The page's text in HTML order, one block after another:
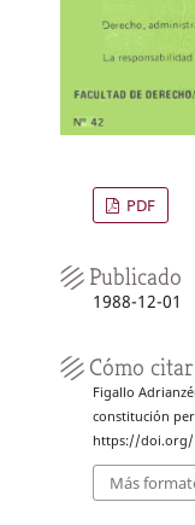
PDF
Publicado
1988-12-01
Cómo citar
Figallo
constitución
https://doi.org/
Más